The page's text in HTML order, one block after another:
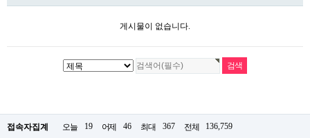
게시물이 없습니다.
접속자집계 오늘 19 어제 46 최대 367 전체 136,759